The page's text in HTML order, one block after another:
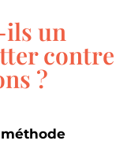
ils un
contre
?
méthode